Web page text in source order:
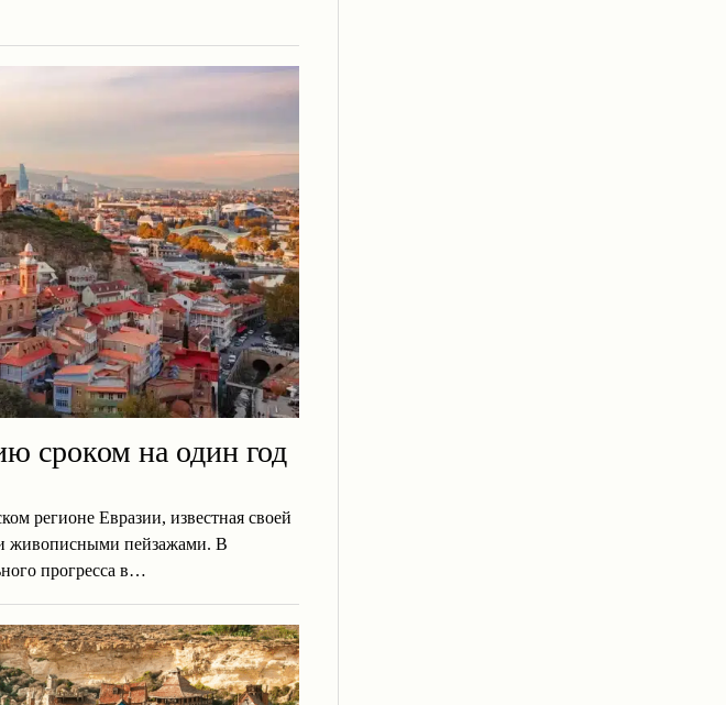
сроком на один год
регионе Евразии, известная своей
живописными пейзажами. В
прогресса в…